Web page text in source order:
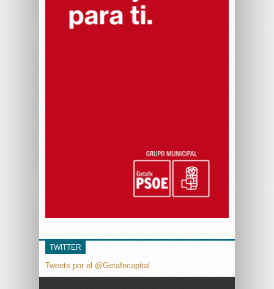
TWITTER
Tweets por el @Getafecapital.